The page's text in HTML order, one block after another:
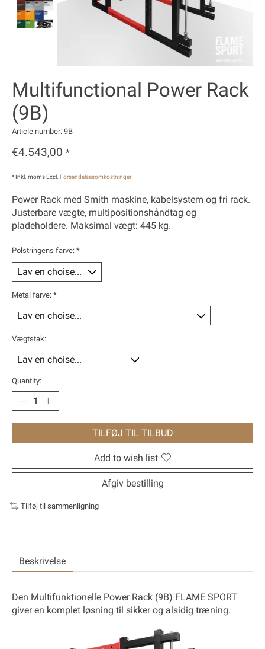
Multifunctional Power Rack
(9B)
Article number: 9B
€4.543,00 *
* Inkl. moms Excl. Forsendelsesomkostninger
Power Rack med Smith maskine, kabelsystem og fri rack.
Justerbare vægte, multipositionshåndtag og
pladeholdere. Maksimal vægt: 445 kg.
Polstringens farve: *
Metal farve: *
Vægtstak:
Quantity:
TILFØJ TIL TILBUD
Add to wish list
Afgiv bestilling
Tilføj til sammenligning
Beskrivelse
Den Multifunktionelle Power Rack (9B) FLAME SPORT
giver en komplet løsning til sikker og alsidig træning.